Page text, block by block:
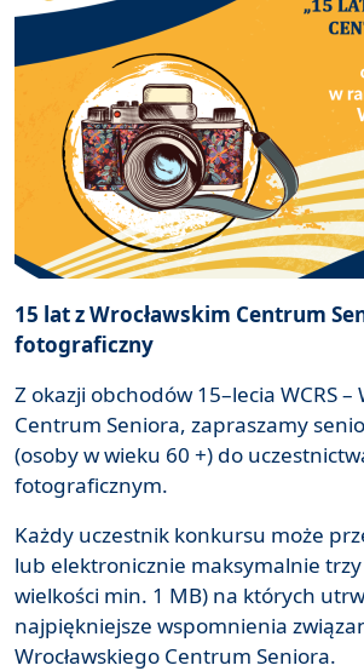
15 lat z Wrocławskim Centrum
fotograficzny
Z okazji obchodów 15–lecia WCRS –
Centrum Seniora, zapraszamy
(osoby w wieku 60 +) do
fotograficznym.
Każdy uczestnik konkursu może
lub elektronicznie maksymalnie
wielkości min. 1 MB) na których
najpiękniejsze wspomnienia
Wrocławskiego Centrum Seniora.